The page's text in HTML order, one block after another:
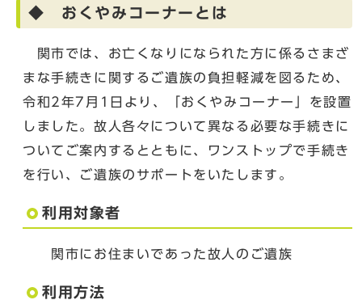
◆ おくやみコーナーとは
関市では、お亡くなりになられた方に係るさまざ
まな手続きに関するご遺族の負担軽減を図るため、
令和2年7月1日より、「おくやみコーナー」を設置
しました。故人各々について異なる必要な手続きに
ついてご案内するとともに、ワンストップで手続き
を行い、ご遺族のサポートをいたします。
利用対象者
関市にお住まいであった故人のご遺族
利用方法